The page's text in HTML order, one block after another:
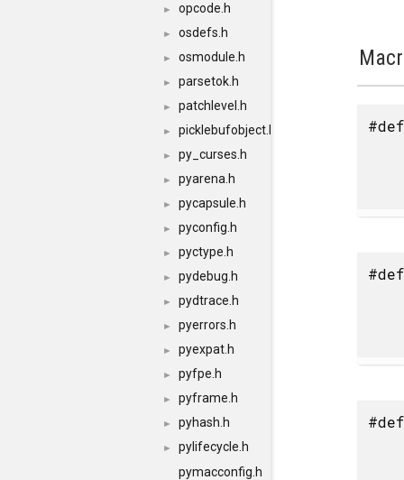
► opcode.h
► osdefs.h
► osmodule.h
► parsetok.h
► patchlevel.h
► picklebufobject.h
► py_curses.h
► pyarena.h
► pycapsule.h
► pyconfig.h
► pyctype.h
► pydebug.h
► pydtrace.h
► pyerrors.h
► pyexpat.h
► pyfpe.h
► pyframe.h
► pyhash.h
►
pylifecycle.h
pymacconfig.h